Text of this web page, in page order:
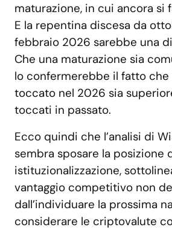
maturazione, in cui ancora si
E la repentina discesa da
febbraio 2026 sarebbe una
Che una maturazione sia
lo confermerebbe il fatto
toccato nel 2026 sia
toccati in passato.
Ecco quindi che l’analisi di
sembra sposare la posizione
istituzionalizzazione,
vantaggio competitivo non
dall’individuare la prossima
considerare le criptovalute